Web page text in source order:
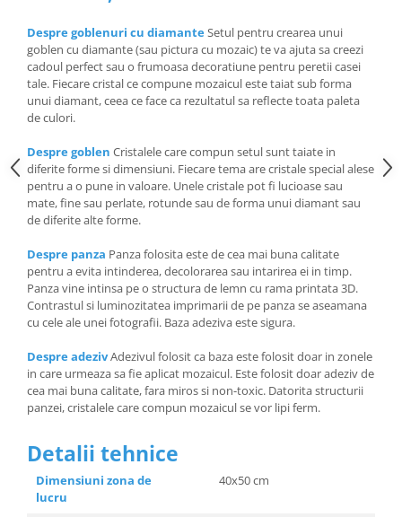
Despre goblenuri cu diamanteSetul pentru crearea unui
goblen cu diamante (sau pictura cu mozaic) te va ajuta sa creezi
cadoul perfect sau o frumoasa decoratiune pentru peretii casei
tale. Fiecare cristal ce compune mozaicul este taiat sub forma
unui diamant, ceea ce face ca rezultatul sa reflecte toata paleta
de culori.
Despre goblen Cristalele care compun setul sunt taiate in
diferite forme si dimensiuni. Fiecare tema are cristale special alese
pentru a o pune in valoare. Unele cristale pot fi lucioase sau
mate, fine sau perlate, rotunde sau de forma unui diamant sau
de diferite alte forme.
Despre panza Panza folosita este de cea mai buna calitate
pentru a evita intinderea, decolorarea sau intarirea ei in timp.
Panza vine intinsa pe o structura de lemn cu rama printata 3D.
Contrastul si luminozitatea imprimarii de pe panza se aseamana
cu cele ale unei fotografii. Baza adeziva este sigura.
Despre adezivAdezivul folosit ca baza este folosit doar in zonele
in care urmeaza sa fie aplicat mozaicul. Este folosit doar adeziv de
cea mai buna calitate, fara miros si non-toxic. Datorita structurii
panzei, cristalele care compun mozaicul se vor lipi ferm.
Detalii tehnice
Dimensiuni zona de
lucru
40x50 cm